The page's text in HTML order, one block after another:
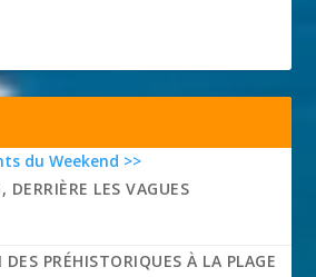
du Weekend >>
DERRIÈRE LES VAGUES
PRÉHISTORIQUES À LA PLAGE